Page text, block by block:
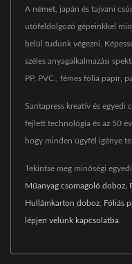
A német, japán és tajvani
utófeldolgozó gépeinkkel
belül tudunk végezni.
széles anyagalkalmazási
PP, PVC., fémes fólia papír,
Santapress kreatív és egyedi
fejlett technológia és az 50
hogy minden ügyfél igénye
Tekintse meg minőségi
Műanyag csomagoló doboz
Hullámkarton doboz Fóliás
lépjen velünk kapcsolatba